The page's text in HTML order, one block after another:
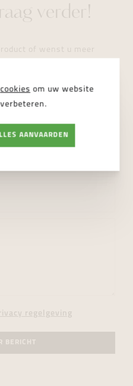
verder!
of wenst u meer
regelgeving
BERICHT
cookies om uw website
AANVAARDEN